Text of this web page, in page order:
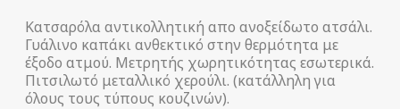
Κατσαρόλα αντικολλητική απο ανοξείδωτο ατσάλι.
Γυάλινο καπάκι ανθεκτικό στην θερμότητα με
έξοδο ατμού. Μετρητής χωρητικότητας εσωτερικά.
Πιτσιλωτό μεταλλικό χερούλι. (κατάλληλη για
όλους τους τύπους κουζινών).